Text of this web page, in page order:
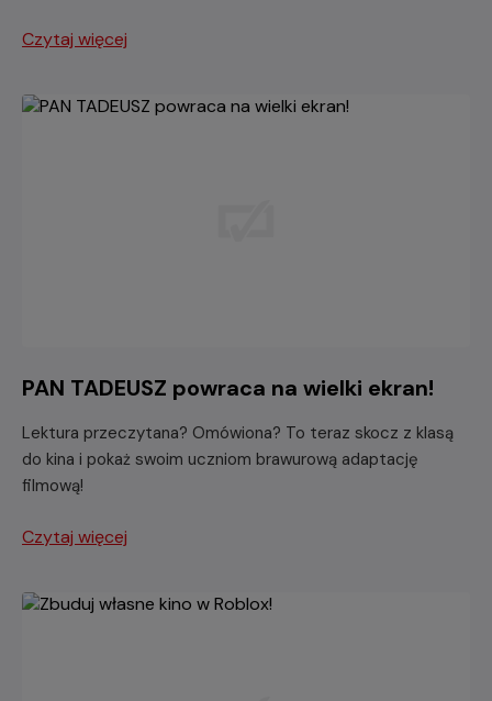
Czytaj więcej
PAN TADEUSZ powraca na wielki ekran!
Lektura przeczytana? Omówiona? To teraz skocz z klasą
do kina i pokaż swoim uczniom brawurową adaptację
filmową!
Czytaj więcej